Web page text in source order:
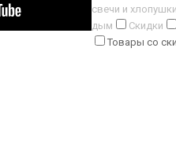
свечи и
дым
Скидки
Товары со